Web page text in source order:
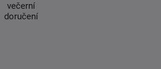
večerní
doručení